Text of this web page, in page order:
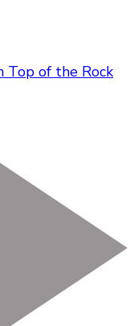
Top of the Rock